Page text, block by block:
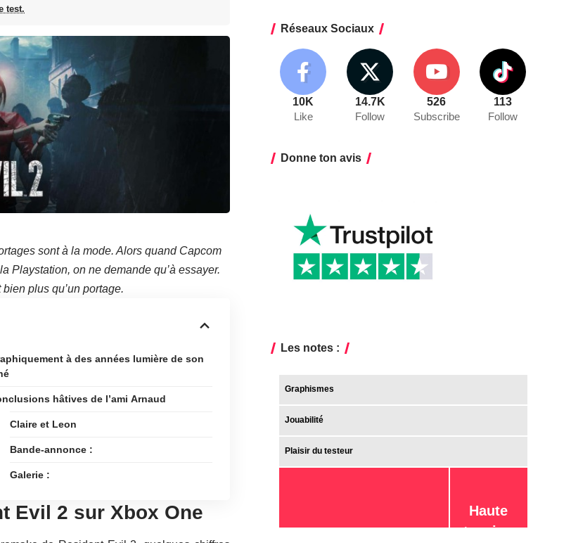
test.
sont à la mode. Alors quand Capcom
Playstation, on ne demande qu’à essayer.
plus qu’un portage.
à des années lumière de son
hâtives de l’ami Arnaud
Claire et Leon
Bande-annonce :
Galerie :
Evil 2 sur Xbox One
Réseaux Sociaux
10K
Like
14.7K
Follow
526
Subscribe
113
Follow
Donne ton avis
Les notes :
Graphismes
Jouabilité
Plaisir du testeur
Haute
tension